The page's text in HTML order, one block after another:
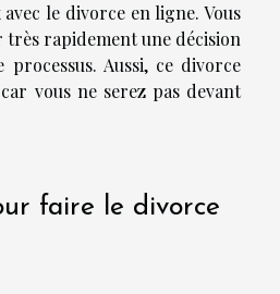
le divorce en ligne. Vous
très rapidement une décision
Aussi, ce divorce
vous ne serez pas devant
faire le divorce